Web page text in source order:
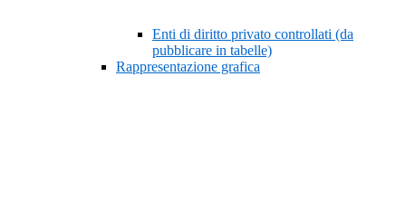
Enti di diritto privato controllati (da
pubblicare in tabelle)
Rappresentazione grafica